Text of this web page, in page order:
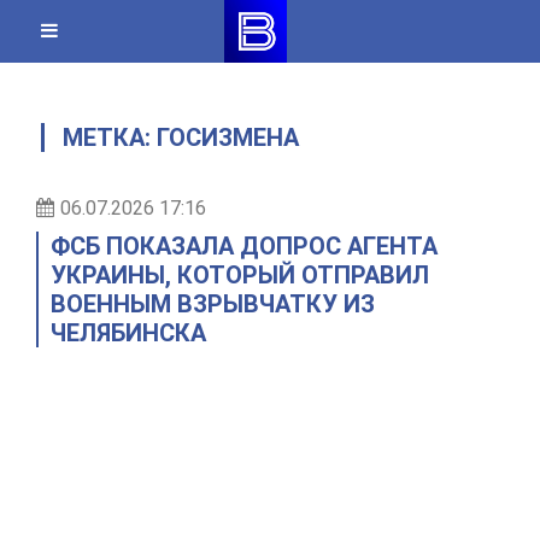
content
МЕТКА: ГОСИЗМЕНА
06.07.2026 17:16
ФСБ ПОКАЗАЛА ДОПРОС АГЕНТА
УКРАИНЫ, КОТОРЫЙ ОТПРАВИЛ
ВОЕННЫМ ВЗРЫВЧАТКУ ИЗ
ЧЕЛЯБИНСКА